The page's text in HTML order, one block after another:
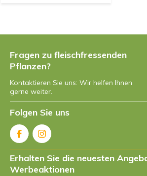
Fragen zu fleischfressenden
Pflanzen?
Kontaktieren Sie uns: Wir helfen Ihnen
gerne weiter.
Folgen Sie uns
Erhalten Sie die neuesten
Werbeaktionen